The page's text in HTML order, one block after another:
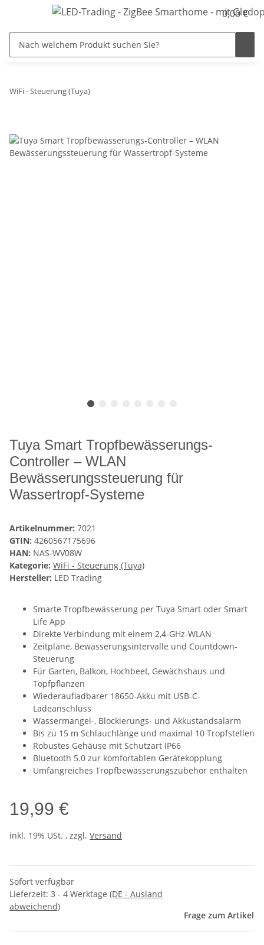
0,00 €
WiFi - Steuerung (Tuya)
Tuya Smart Tropfbewässerungs-
Controller – WLAN
Bewässerungssteuerung für
Wassertropf-Systeme
Artikelnummer: 7021
GTIN: 4260567175696
HAN: NAS-WV08W
Kategorie: WiFi - Steuerung (Tuya)
Hersteller: LED Trading
Smarte Tropfbewässerung per Tuya Smart oder Smart
Life App
Direkte Verbindung mit einem 2,4-GHz-WLAN
Zeitpläne, Bewässerungsintervalle und Countdown-
Steuerung
Für Garten, Balkon, Hochbeet, Gewächshaus und
Topfpflanzen
Wiederaufladbarer 18650-Akku mit USB-C-
Ladeanschluss
Wassermangel-, Blockierungs- und Akkustandsalarm
Bis zu 15 m Schlauchlänge und maximal 10 Tropfstellen
Robustes Gehäuse mit Schutzart IP66
Bluetooth 5.0 zur komfortablen Gerätekopplung
Umfangreiches Tropfbewässerungszubehör enthalten
19,99 €
inkl. 19% USt. , zzgl. Versand
Sofort verfügbar
Lieferzeit: 3 - 4 Werktage (DE - Ausland
abweichend)
Frage zum Artikel